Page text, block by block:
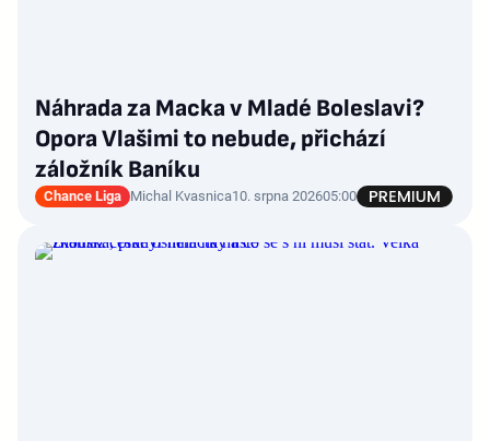
Náhrada za Macka v Mladé Boleslavi?
Opora Vlašimi to nebude, přichází
záložník Baníku
Chance Liga Michal Kvasnica10. srpna 202605:00